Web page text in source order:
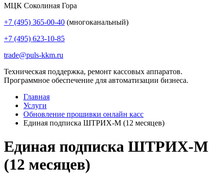
МЦК Соколиная Гора
+7 (495) 365-00-40 (многоканальный)
+7 (495) 623-10-85
trade@puls-kkm.ru
Техническая поддержка, ремонт кассовых аппаратов.
Программное обеспечение для автоматизации бизнеса.
Главная
Услуги
Обновление прошивки онлайн касс
Единая подписка ШТРИХ-М (12 месяцев)
Единая подписка ШТРИХ-М
(12 месяцев)